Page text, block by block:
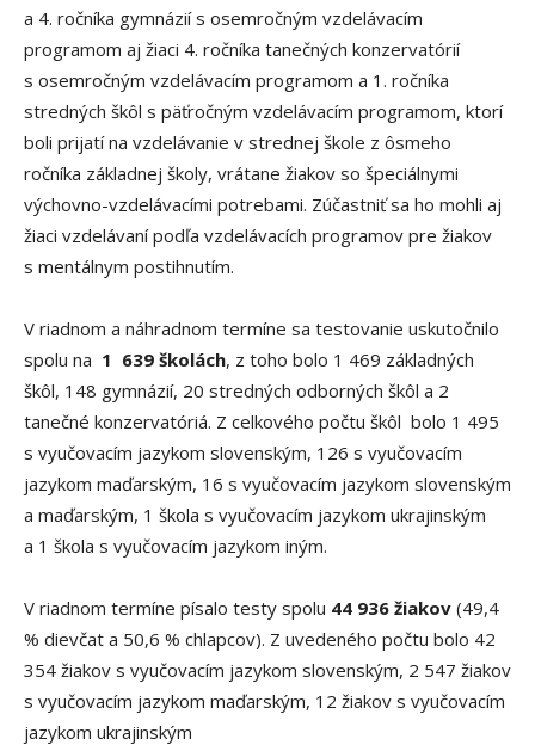
a 4. ročníka gymnázií s osemročným vzdelávacím
programom aj žiaci 4. ročníka tanečných konzervatórií
s osemročným vzdelávacím programom a 1. ročníka
stredných škôl s päťročným vzdelávacím programom, ktorí
boli prijatí na vzdelávanie v strednej škole z ôsmeho
ročníka základnej školy, vrátane žiakov so špeciálnymi
výchovno-vzdelávacími potrebami. Zúčastniť sa ho mohli aj
žiaci vzdelávaní podľa vzdelávacích programov pre žiakov
s mentálnym postihnutím.
V riadnom a náhradnom termíne sa testovanie uskutočnilo
spolu na 1 639 školách, z toho bolo 1 469 základných
škôl, 148 gymnázií, 20 stredných odborných škôl a 2
tanečné konzervatóriá. Z celkového počtu škôl bolo 1 495
s vyučovacím jazykom slovenským, 126 s vyučovacím
jazykom maďarským, 16 s vyučovacím jazykom slovenským
a maďarským, 1 škola s vyučovacím jazykom ukrajinským
a 1 škola s vyučovacím jazykom iným.
V riadnom termíne písalo testy spolu 44 936 žiakov (49,4
% dievčat a 50,6 % chlapcov). Z uvedeného počtu bolo 42
354 žiakov s vyučovacím jazykom slovenským, 2 547 žiakov
s vyučovacím jazykom maďarským, 12 žiakov s vyučovacím
jazykom ukrajinským